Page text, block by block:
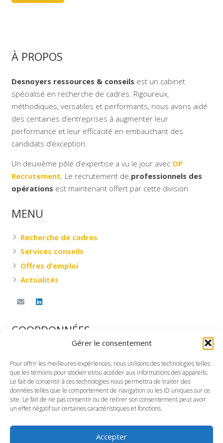
Gérer le consentement
Pour offrir les meilleures expériences, nous utilisons des technologies telles
que les témoins pour stocker et/ou accéder aux informations des appareils.
Le fait de consentir à ces technologies nous permettra de traiter des
données telles que le comportement de navigation ou les ID uniques sur ce
site. Le fait de ne pas consentir ou de retirer son consentement peut avoir
un effet négatif sur certaines caractéristiques et fonctions.
Accepter
À PROPOS
Desnoyers ressources & conseils est un cabinet
spécialisé en recherche de cadres. Rigoureux,
méthodiques, versatiles et performants, nous avons aidé
des centaines d’entreprises à augmenter leur
performance et leur efficacité en embauchant des
candidats d’exception.
Un deuxième pôle d’expertise a vu le jour avec OP
Recrutement . Le recrutement de professionnels des
opérations est maintenant offert par cette division.
MENU
Recherche de cadres
Services conseils
Offres d’emploi
Actualités
COORDONNÉES
360, rue Saint-Jacques Ouest, G-101
Montréal, Québec
H2Y 1P5
TÉLÉPHONE
Bureau : (514) 935-1111
Sans frais : 1-866-935-4011